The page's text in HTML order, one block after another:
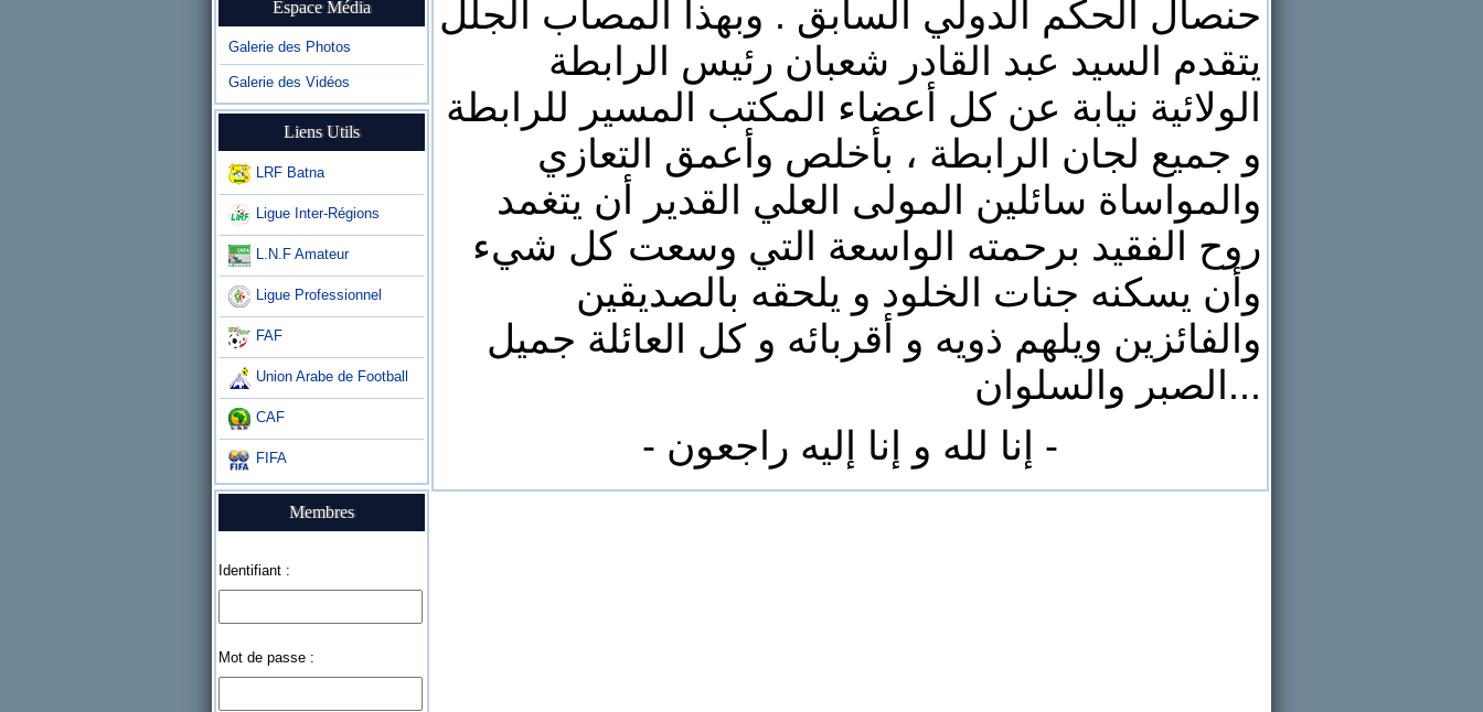
Espace Média
Galerie des Photos
Galerie des Vidéos
Liens Utils
LRF Batna
Ligue Inter-Régions
L.N.F Amateur
Ligue Professionnel
FAF
Union Arabe de Football
CAF
FIFA
Membres
Identifiant :
Mot de passe :
حنصال الحكم الدولي السابق . وبهذا المصاب الجلل
يتقدم السيد عبد القادر شعبان رئيس الرابطة
الولائية نيابة عن كل أعضاء المكتب المسير للرابطة
و جميع لجان الرابطة ، بأخلص وأعمق التعازي
والمواساة سائلين المولى العلي القدير أن يتغمد
روح الفقيد برحمته الواسعة التي وسعت كل شيء
وأن يسكنه جنات الخلود و يلحقه بالصديقين
والفائزين ويلهم ذويه و أقربائه و كل العائلة جميل
الصبر والسلوان...
- إنا لله و إنا إليه راجعون -